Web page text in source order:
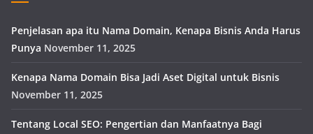
Penjelasan apa itu Nama Domain, Kenapa Bisnis Anda Harus
Punya November 11, 2025
Kenapa Nama Domain Bisa Jadi Aset Digital untuk Bisnis
November 11, 2025
Tentang Local SEO: Pengertian dan Manfaatnya Bagi